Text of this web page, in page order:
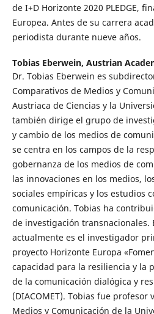
de I+D Horizonte 2020 PLEDGE,
Europea. Antes de su carrera
periodista durante nueve años.
Tobias Eberwein, Austrian
Dr. Tobias Eberwein es
Comparativos de Medios y
Austriaca de Ciencias y la
también dirige el grupo de
y cambio de los medios de
se centra en los campos de la
gobernanza de los medios de
las innovaciones en los medios,
sociales empíricas y los estudios
comunicación. Tobias ha
de investigación transnacionales.
actualmente es el investigador
proyecto Horizonte Europa
capacidad para la resiliencia y la
de la comunicación dialógica y
(DIACOMET). Tobias fue
Medios y Comunicación de la